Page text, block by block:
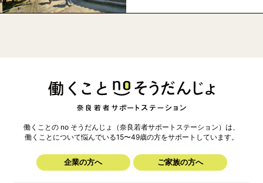
働くことの no そうだんじょ（奈良若者サポートステーション）は、
働くことについて悩んでいる15〜49歳の方をサポートしています。
企業の方へ ご家族の方へ